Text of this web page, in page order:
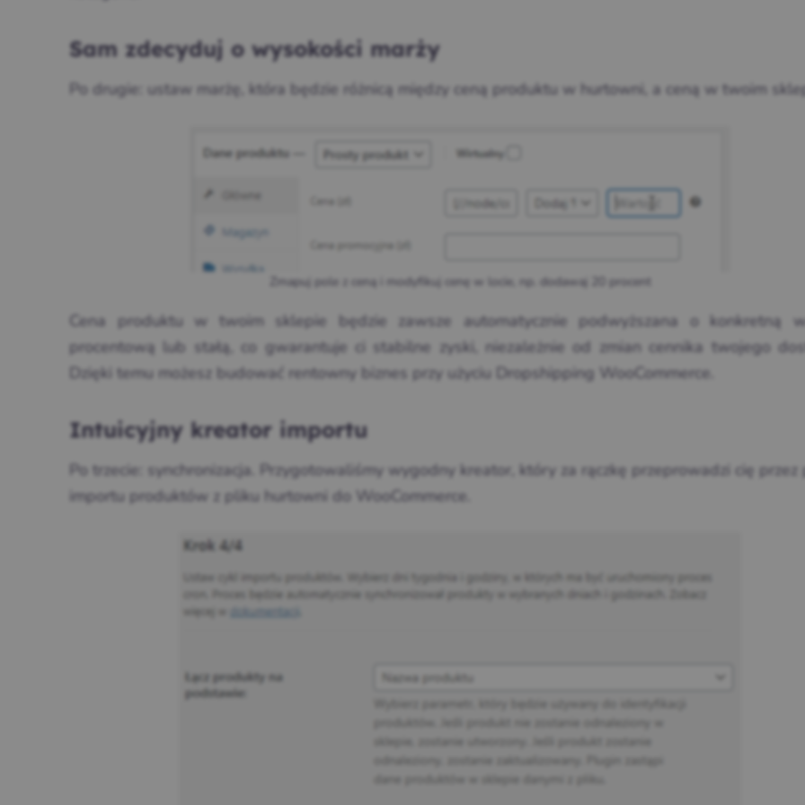
Sam zdecyduj o wysokości marży
Po drugie: ustaw marżę, która będzie różnicą między ceną produktu w hurtowni, a ceną w twoim
Zmapuj pole z ceną i modyfikuj cenę w locie, np. dodawaj 20 procent
Cena produktu w twoim sklepie będzie zawsze automatycznie podwyższana o konkretną
procentową lub stałą, co gwarantuje ci stabilne zyski, niezależnie od zmian cennika twojego
Dzięki temu możesz budować rentowny biznes przy użyciu Dropshipping WooCommerce.
Intuicyjny kreator importu
Po trzecie: synchronizacja. Przygotowaliśmy wygodny kreator, który za rączkę przeprowadzi cię przez
importu produktów z pliku hurtowni do WooCommerce.